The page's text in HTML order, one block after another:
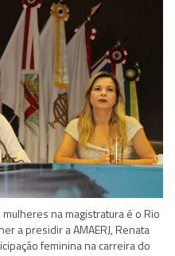
na magistratura é o Rio
a presidir a AMAERJ, Renata
feminina na carreira do